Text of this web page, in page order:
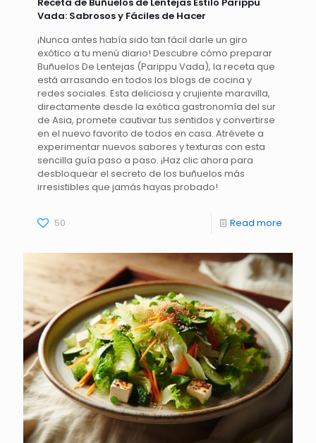
Vada: Sabrosos y Fáciles de Hacer
¡Nunca antes había sido tan fácil darle un giro
exótico a tu menú diario! Descubre cómo preparar
Buñuelos De Lentejas (Parippu Vada), la receta que
está arrasando en todos los blogs de cocina y
redes sociales. Esta deliciosa y crujiente maravilla,
directamente desde la exótica gastronomía del sur
de Asia, promete cautivar tus sentidos y convertirse
en el nuevo favorito de todos en casa. Atrévete a
experimentar nuevos sabores y texturas con esta
sencilla guía paso a paso. ¡Haz clic ahora para
desbloquear el secreto de los buñuelos más
irresistibles que jamás hayas probado!
50 Read more